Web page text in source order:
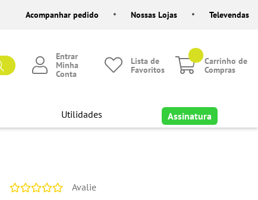
Acompanhar pedido Nossas Lojas Televendas
Entrar
Minha
Conta
Lista de
Favoritos
Carrinho de
Compras
Utilidades Assinatura
Avalie